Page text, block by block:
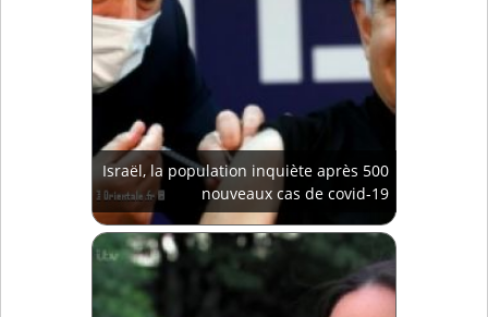
Israël, la population inquiète après 500
nouveaux cas de covid-19